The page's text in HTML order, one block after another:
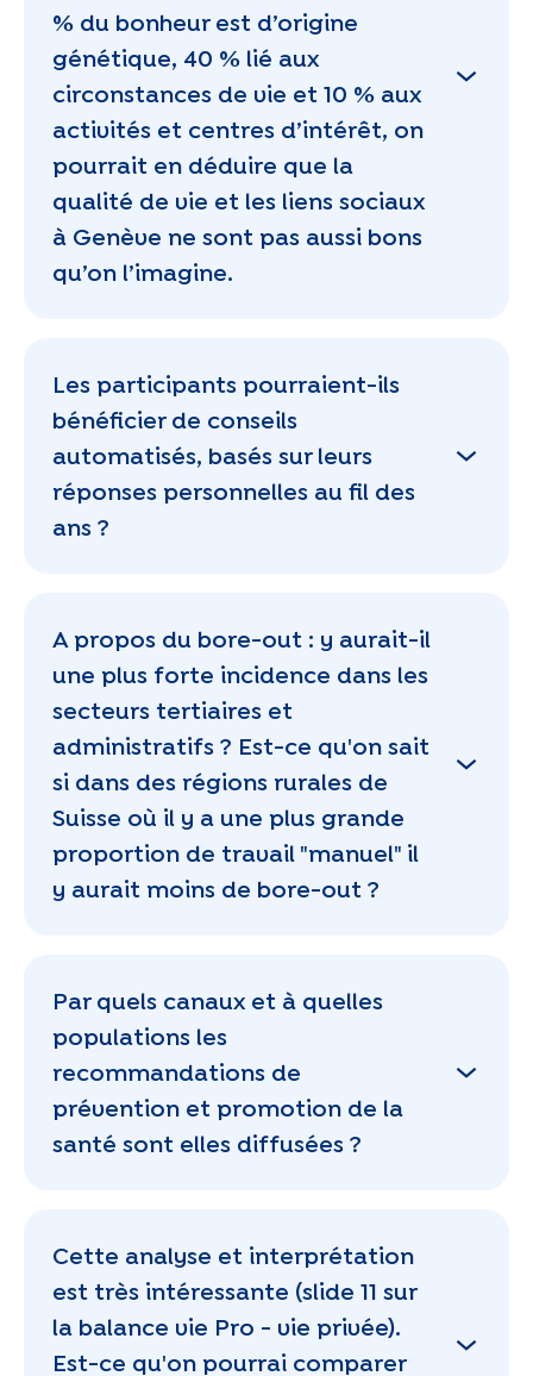
% du bonheur est d’origine
génétique, 40 % lié aux
circonstances de vie et 10 % aux
activités et centres d’intérêt, on
pourrait en déduire que la
qualité de vie et les liens sociaux
à Genève ne sont pas aussi bons
qu’on l’imagine.
Les participants pourraient-ils
bénéficier de conseils
automatisés, basés sur leurs
réponses personnelles au fil des
ans ?
A propos du bore-out : y aurait-il
une plus forte incidence dans les
secteurs tertiaires et
administratifs ? Est-ce qu'on sait
si dans des régions rurales de
Suisse où il y a une plus grande
proportion de travail "manuel" il
y aurait moins de bore-out ?
Par quels canaux et à quelles
populations les
recommandations de
prévention et promotion de la
santé sont elles diffusées ?
Cette analyse et interprétation
est très intéressante (slide 11 sur
la balance vie Pro - vie privée).
Est-ce qu'on pourrai comparer